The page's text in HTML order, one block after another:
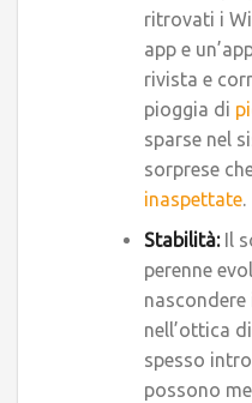
ritrovati i
app e
rivista e
pioggia di
sparse nel
sorprese
inaspettate.
Stabilità: Il
perenne
nell’ottica
spesso
possono